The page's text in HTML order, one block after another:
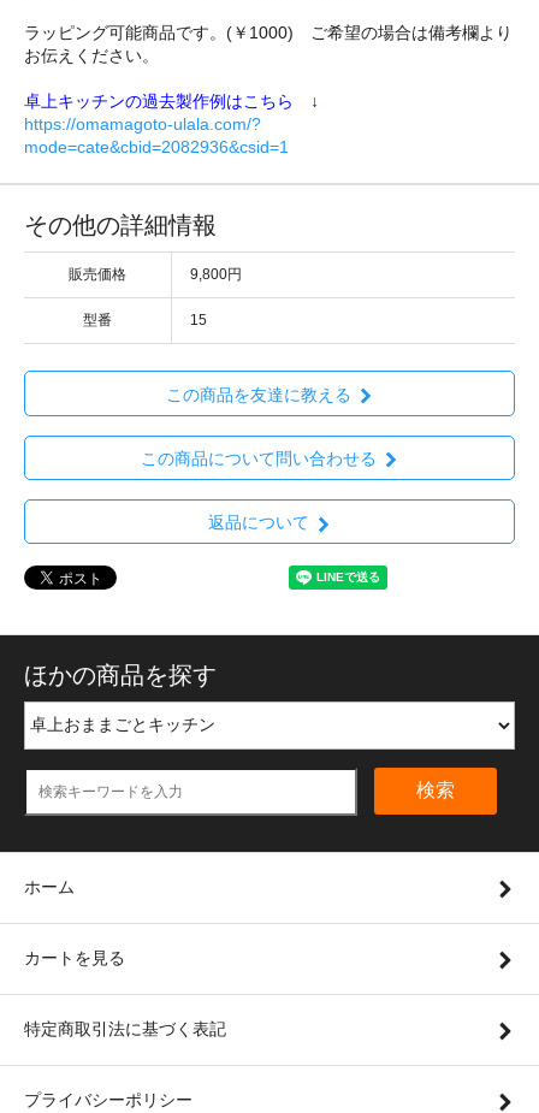
ラッピング可能商品です。(￥1000) ご希望の場合は備考欄より
お伝えください。
卓上キッチンの過去製作例はこちら ↓
https://omamagoto-ulala.com/?
mode=cate&cbid=2082936&csid=1
その他の詳細情報
販売価格 9,800円
型番 15
この商品を友達に教える
この商品について問い合わせる
返品について
ほかの商品を探す
検索
ホーム
カートを見る
特定商取引法に基づく表記
プライバシーポリシー